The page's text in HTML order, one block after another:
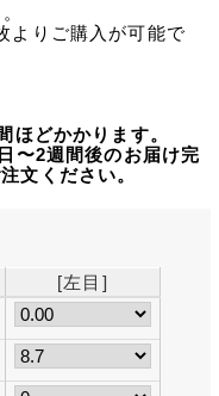
よりご購入が可能で
ほどかかります。
〜2週間後のお届け完
文ください。
[左目]